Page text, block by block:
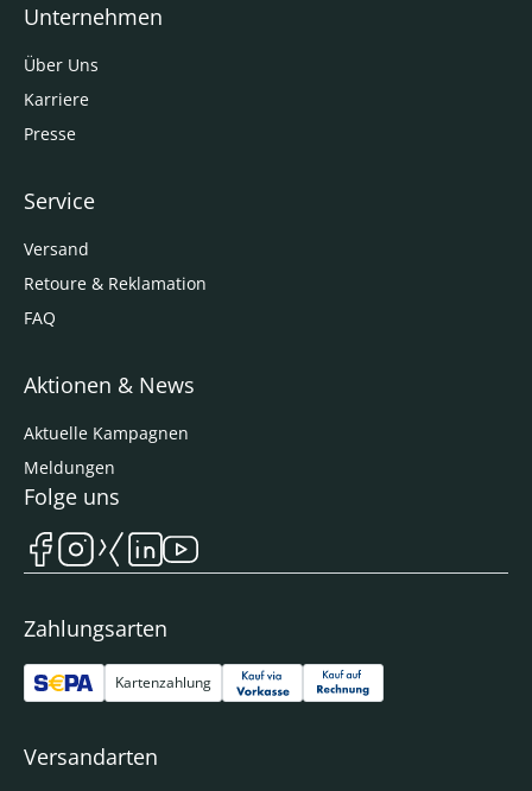
Unternehmen
Über Uns
Karriere
Presse
Service
Versand
Retoure & Reklamation
FAQ
Aktionen & News
Aktuelle Kampagnen
Meldungen
Zahlungsarten
Kartenzahlung
Versandarten
Folge uns